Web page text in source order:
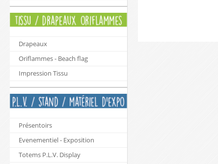
Drapeaux
Oriflammes - Beach flag
Impression Tissu
Présentoirs
Evenementiel - Exposition
Totems P.L.V. Display